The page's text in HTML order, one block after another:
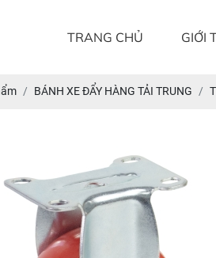
TRANG CHỦ GIỚI
BÁNH XE ĐẨY HÀNG TẢI TRUNG